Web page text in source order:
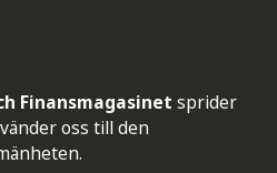
Finansmagasinet sprider
oss till den